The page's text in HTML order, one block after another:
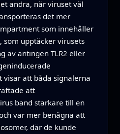
andra, när viruset väl
det mer
som innehåller
som upptäcker virusets
av antingen TLR2 eller
visar att båda signalerna
att
band starkare till en
var mer benägna att
där de kunde